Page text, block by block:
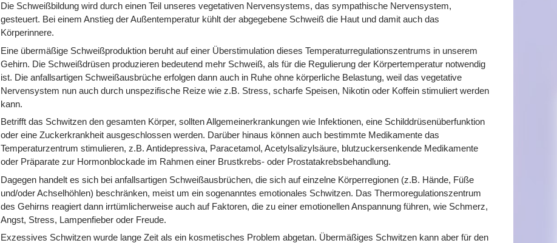
Die Schweißbildung wird durch einen Teil unseres vegetativen Nervensystems, das sympathische Nervensystem,
gesteuert. Bei einem Anstieg der Außentemperatur kühlt der abgegebene Schweiß die Haut und damit auch das
Körperinnere.
Eine übermäßige Schweißproduktion beruht auf einer Überstimulation dieses Temperaturregulationszentrums in unserem
Gehirn. Die Schweißdrüsen produzieren bedeutend mehr Schweiß, als für die Regulierung der Körpertemperatur notwendig
ist. Die anfallsartigen Schweißausbrüche erfolgen dann auch in Ruhe ohne körperliche Belastung, weil das vegetative
Nervensystem nun auch durch unspezifische Reize wie z.B. Stress, scharfe Speisen, Nikotin oder Koffein stimuliert werden
kann.
Betrifft das Schwitzen den gesamten Körper, sollten Allgemeinerkrankungen wie Infektionen, eine Schilddrüsenüberfunktion
oder eine Zuckerkrankheit ausgeschlossen werden. Darüber hinaus können auch bestimmte Medikamente das
Temperaturzentrum stimulieren, z.B. Antidepressiva, Paracetamol, Acetylsalizylsäure, blutzuckersenkende Medikamente
oder Präparate zur Hormonblockade im Rahmen einer Brustkrebs- oder Prostatakrebsbehandlung.
Dagegen handelt es sich bei anfallsartigen Schweißausbrüchen, die sich auf einzelne Körperregionen (z.B. Hände, Füße
und/oder Achselhöhlen) beschränken, meist um ein sogenanntes emotionales Schwitzen. Das Thermoregulationszentrum
des Gehirns reagiert dann irrtümlicherweise auch auf Faktoren, die zu einer emotionellen Anspannung führen, wie Schmerz,
Angst, Stress, Lampenfieber oder Freude.
Exzessives Schwitzen wurde lange Zeit als ein kosmetisches Problem abgetan. Übermäßiges Schwitzen kann aber für den